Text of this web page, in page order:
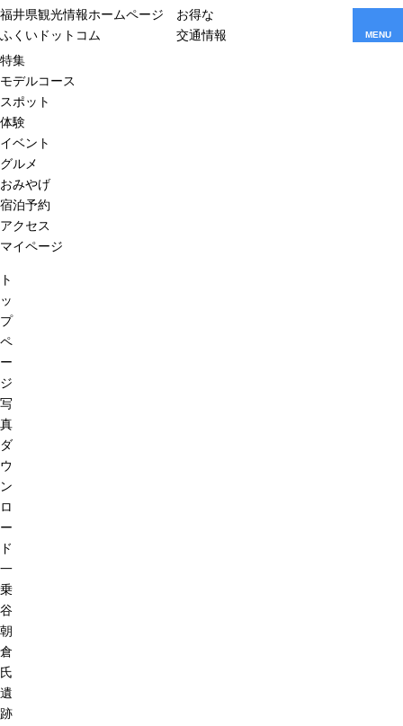
福井県観光情報ホームページ
ふくいドットコム
お得な
交通情報
MENU
特集
モデルコース
スポット
体験
イベント
グルメ
おみやげ
宿泊予約
アクセス
マイページ
ト
ッ
プ
ペ
ー
ジ
写
真
ダ
ウ
ン
ロ
ー
ド
一
乗
谷
朝
倉
氏
遺
跡